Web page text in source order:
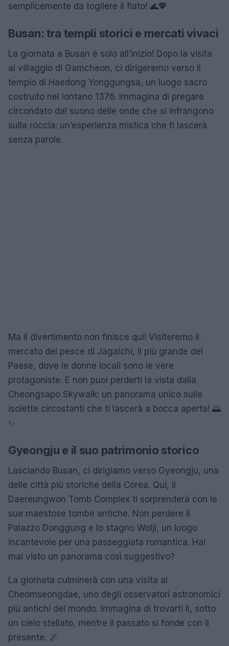
semplicemente da togliere il fiato! 🌊💖
Busan: tra templi storici e mercati vivaci
La giornata a Busan è solo all’inizio! Dopo la visita
al villaggio di Gamcheon, ci dirigeremo verso il
tempio di Haedong Yonggungsa, un luogo sacro
costruito nel lontano 1376. Immagina di pregare
circondato dal suono delle onde che si infrangono
sulla roccia: un’esperienza mistica che ti lascerà
senza parole.
Ma il divertimento non finisce qui! Visiteremo il
mercato del pesce di Jagalchi, il più grande del
Paese, dove le donne locali sono le vere
protagoniste. E non puoi perderti la vista dalla
Cheongsapo Skywalk: un panorama unico sulle
isolette circostanti che ti lascerà a bocca aperta! 🌅
✨
Gyeongju e il suo patrimonio storico
Lasciando Busan, ci dirigiamo verso Gyeongju, una
delle città più storiche della Corea. Qui, il
Daereungwon Tomb Complex ti sorprenderà con le
sue maestose tombe antiche. Non perdere il
Palazzo Donggung e lo stagno Wolji, un luogo
incantevole per una passeggiata romantica. Hai
mai visto un panorama così suggestivo?
La giornata culminerà con una visita al
Cheomseongdae, uno degli osservatori astronomici
più antichi del mondo. Immagina di trovarti lì, sotto
un cielo stellato, mentre il passato si fonde con il
presente. 🌌